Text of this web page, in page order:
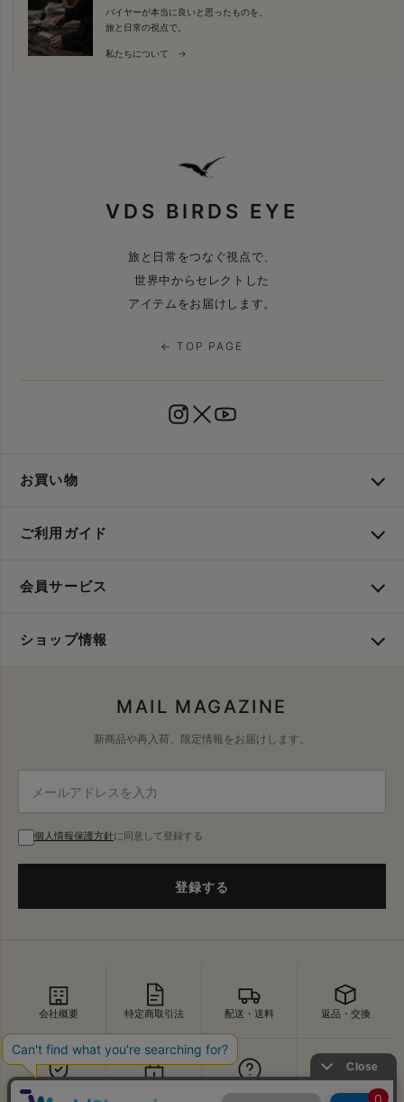
バイヤーが本当に良いと思ったものを、
旅と日常の視点で。
私たちについて →
VDS BIRDS EYE
旅と日常をつなぐ視点で、
世界中からセレクトした
アイテムをお届けします。
← TOP PAGE
お買い物
ご利用ガイド
会員サービス
ショップ情報
MAIL MAGAZINE
新商品や再入荷、限定情報をお届けします。
個人情報保護方針に同意して登録する
登録する
会社概要 特定商取引法 配送・送料 返品・交換
セキュリティ お問い合わせ